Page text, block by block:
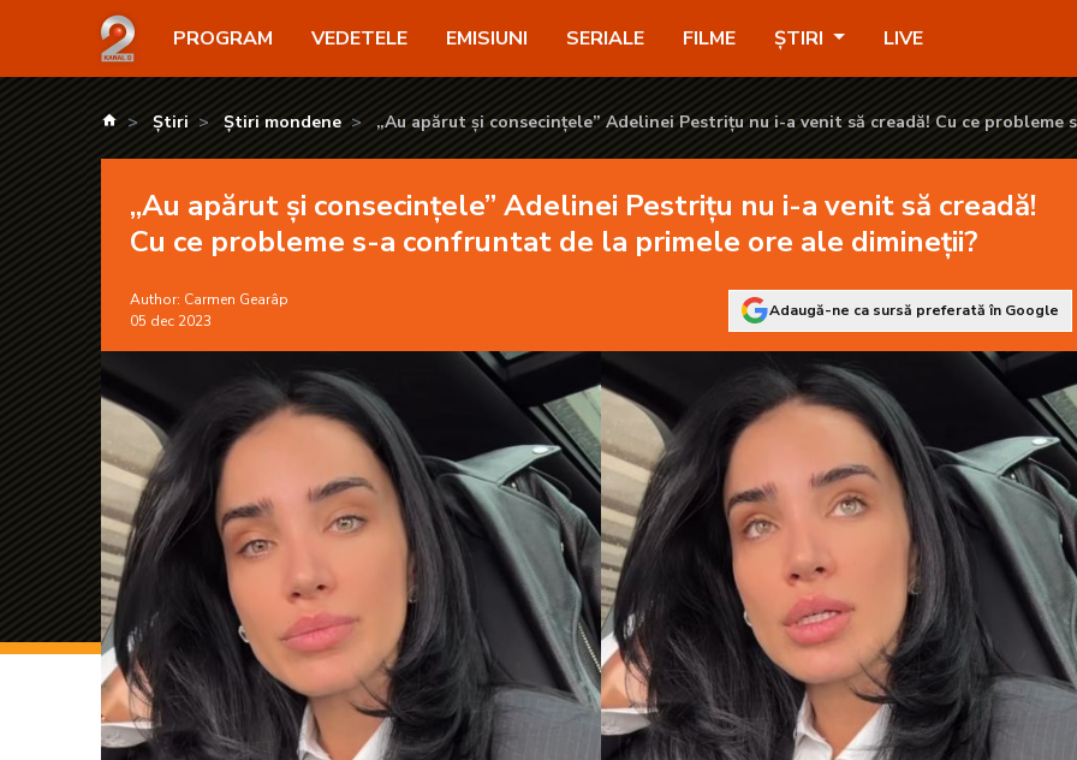
„Au apărut și consecințele” Adelinei Pestrițu nu i-a venit să creadă! Cu ce probleme s-a confruntat de la primele
PROGRAM VEDETELE EMISIUNI SERIALE FILME ȘTIRI LIVE
kanald.ro
Știri Știri mondene
„Au apărut și consecințele” Adelinei Pestrițu nu i-a venit să creadă! Cu ce probleme
„Au apărut și consecințele” Adelinei Pestrițu nu i-a venit să creadă!
Cu ce probleme s-a confruntat de la primele ore ale dimineții?
Author: Carmen Gearâp
05 dec 2023
Adaugă-ne ca sursă preferată în Google